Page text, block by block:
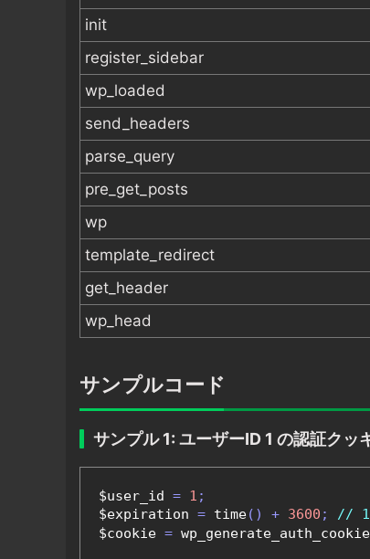
init
register_sidebar
wp_loaded
send_headers
parse_query
pre_get_posts
wp
template_redirect
get_header
wp_head
サンプルコード
サンプル 1: ユーザーID 1 の認証クッ
$user_id = 1 ;
$expiration = time() + 3600 ;
// 1
$cookie = wp_generate_auth_cookie